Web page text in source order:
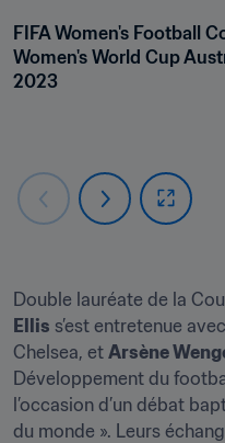
FIFA Women's Football
Women's World Cup
2023
Double lauréate de la
Ellis s’est entretenue avec
Chelsea, et Arsène
Développement du
l’occasion d’un débat
du monde ». Leurs